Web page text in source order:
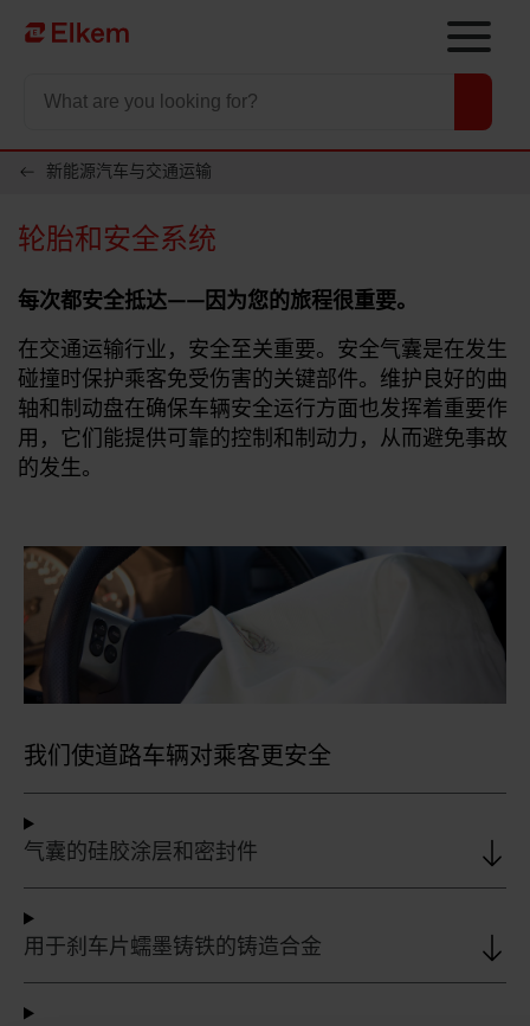
Skip to main content
To start page
新能源汽车与交通运输
轮胎和安全系统
每次都安全抵达——因为您的旅程很重要。
在交通运输行业，安全至关重要。安全气囊是在发生
碰撞时保护乘客免受伤害的关键部件。维护良好的曲
轴和制动盘在确保车辆安全运行方面也发挥着重要作
用，它们能提供可靠的控制和制动力，从而避免事故
的发生。
我们使道路车辆对乘客更安全
气囊的硅胶涂层和密封件
用于刹车片蠕墨铸铁的铸造合金